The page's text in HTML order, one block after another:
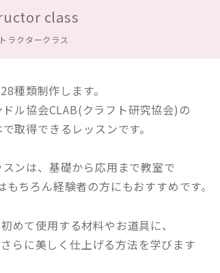
class
ラクタークラス
種類制作します。
ル協会CLAB(クラフト研究協会)の
取得できるレッスンです。
ンは、基礎から応用まで教室で
ちろん経験者の方にもおすすめです。
めて使用する材料やお道具に、
らに美しく仕上げる方法を学びます